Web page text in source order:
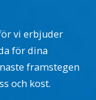
vi erbjuder
för dina
framstegen
och kost.